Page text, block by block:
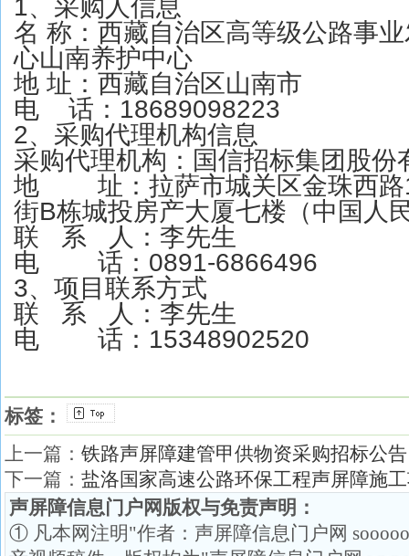
1、采购人信息
名 称：西藏自治区高等级公路事
心山南养护中心
地 址：西藏自治区山南市
电 话：18689098223
2、采购代理机构信息
采购代理机构：国信招标集团股份
地 址：拉萨市城关区金珠西路
街B栋城投房产大厦七楼（中国人
联 系 人：李先生
电 话：0891-6866496
3、项目联系方式
联 系 人：李先生
电 话：15348902520
标签：
上一篇： 铁路声屏障建管甲供物资采购招标公告
下一篇： 盐洛国家高速公路环保工程声屏障施
声屏障信息门户网版权与免责声明：
① 凡本网注明"作者：声屏障信息门户网